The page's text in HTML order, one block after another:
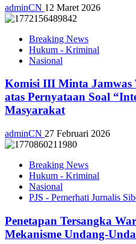
adminCN 12 Maret 2026
Breaking News
Hukum - Kriminal
Nasional
Komisi III Minta Jamwas
atas Pernyataan Soal
Masyarakat
adminCN 27 Februari 2026
Breaking News
Hukum - Kriminal
Nasional
PJS - Pemerhati Jurnalis
Penetapan Tersangka
Mekanisme Undang-